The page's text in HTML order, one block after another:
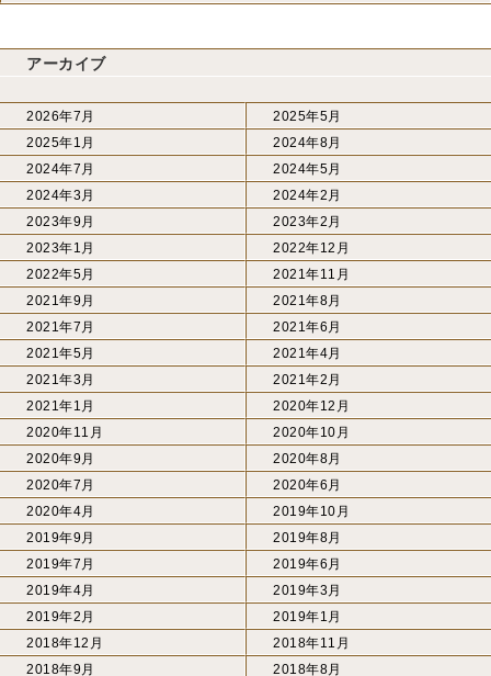
アーカイブ
2026年7月
2025年5月
2025年1月
2024年8月
2024年7月
2024年5月
2024年3月
2024年2月
2023年9月
2023年2月
2023年1月
2022年12月
2022年5月
2021年11月
2021年9月
2021年8月
2021年7月
2021年6月
2021年5月
2021年4月
2021年3月
2021年2月
2021年1月
2020年12月
2020年11月
2020年10月
2020年9月
2020年8月
2020年7月
2020年6月
2020年4月
2019年10月
2019年9月
2019年8月
2019年7月
2019年6月
2019年4月
2019年3月
2019年2月
2019年1月
2018年12月
2018年11月
2018年9月
2018年8月